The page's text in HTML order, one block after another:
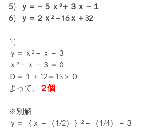
5）ｙ＝－５ｘ²＋３ｘ－１
6）ｙ＝２ｘ²－16ｘ＋32
1）
ｙ＝ｘ²－ｘ－３
ｘ²－ｘ－３＝０
Ｄ＝１＋12＝13＞０
よって、
２個
※別解
ｙ＝｛ｘ－（1/2）｝²－（1/4）－３